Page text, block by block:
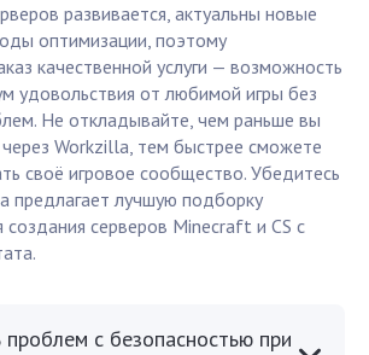
развивается, актуальны новые
оптимизации, поэтому
качественной услуги — возможность
удовольствия от любимой игры без
Не откладывайте, чем раньше вы
через Workzilla, тем быстрее сможете
своё игровое сообщество. Убедитесь
предлагает лучшую подборку
создания серверов Minecraft и CS с
проблем с безопасностью при